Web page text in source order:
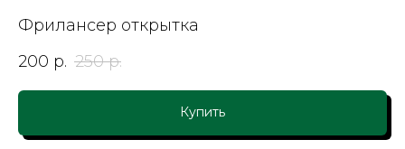
Фрилансер открытка
200 р. 250 р.
Купить